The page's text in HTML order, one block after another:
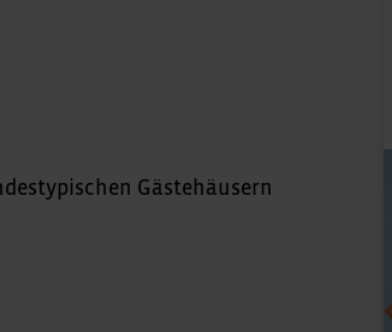
Gästehäusern